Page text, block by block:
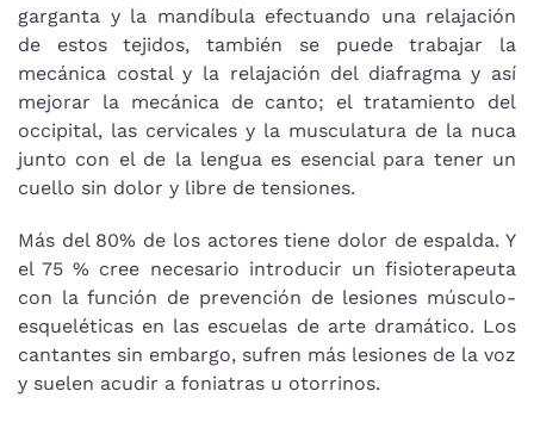
garganta y la mandíbula efectuando una relajación
de estos tejidos, también se puede trabajar la
mecánica costal y la relajación del diafragma y así
mejorar la mecánica de canto; el tratamiento del
occipital, las cervicales y la musculatura de la nuca
junto con el de la lengua es esencial para tener un
cuello sin dolor y libre de tensiones.
Más del 80% de los actores tiene dolor de espalda. Y
el 75 % cree necesario introducir un fisioterapeuta
con la función de prevención de lesiones músculo-
esqueléticas en las escuelas de arte dramático. Los
cantantes sin embargo, sufren más lesiones de la voz
y suelen acudir a foniatras u otorrinos.